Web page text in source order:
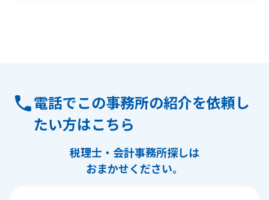
電話でこの事務所の紹介を依頼し
たい方はこちら
税理士・会計事務所探しは
おまかせください。